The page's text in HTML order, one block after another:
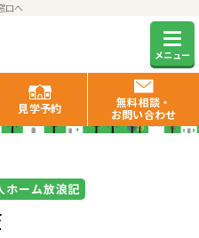
口へ
メニュー
見学予約
無料相談・
お問い合わせ
お役立ち情報
ホーム放浪記